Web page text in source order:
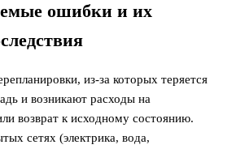
ошибки и их
из-за которых теряется
и возникают расходы на
возврат к исходному состоянию.
сетях (электрика, вода,